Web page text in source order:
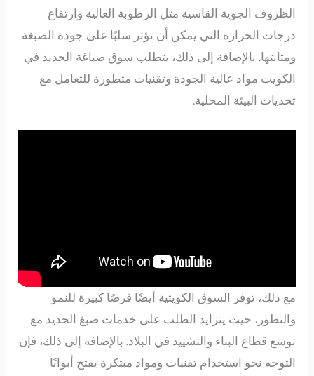
الظروف الجوية القاسية مثل الرطوبة العالية وارتفاع
درجات الحرارة التي يمكن أن تؤثر سلبًا على جودة الصبغة
ومتانتها. بالإضافة إلى ذلك، يتطلب سوق صباغة الحديد في
الكويت مواد عالية الجودة وتقنيات متطورة للتعامل مع
تحديات البيئة المحلية.
مع ذلك، توفر السوق الكويتية أيضًا فرصًا كبيرة للنمو
والتطور، حيث يتزايد الطلب على خدمات صبغ الحديد مع
توسع قطاع البناء والتشييد في البلاد. بالإضافة إلى ذلك، فإن
التوجه نحو استخدام تقنيات ومواد مبتكرة يفتح أبوابًا